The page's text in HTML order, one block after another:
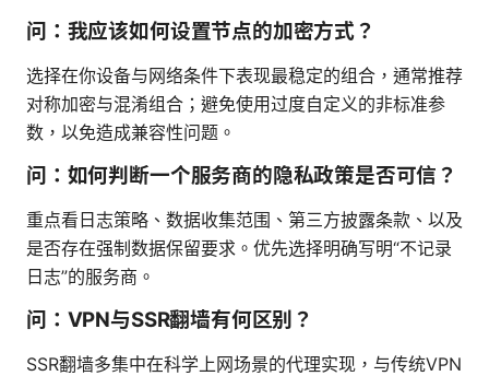
问：我应该如何设置节点的加密方式？
选择在你设备与网络条件下表现最稳定的组合，通常推荐
对称加密与混淆组合；避免使用过度自定义的非标准参
数，以免造成兼容性问题。
问：如何判断一个服务商的隐私政策是否可信？
重点看日志策略、数据收集范围、第三方披露条款、以及
是否存在强制数据保留要求。优先选择明确写明“不记录
日志”的服务商。
问：VPN与SSR翻墙有何区别？
SSR翻墙多集中在科学上网场景的代理实现，与传统VPN